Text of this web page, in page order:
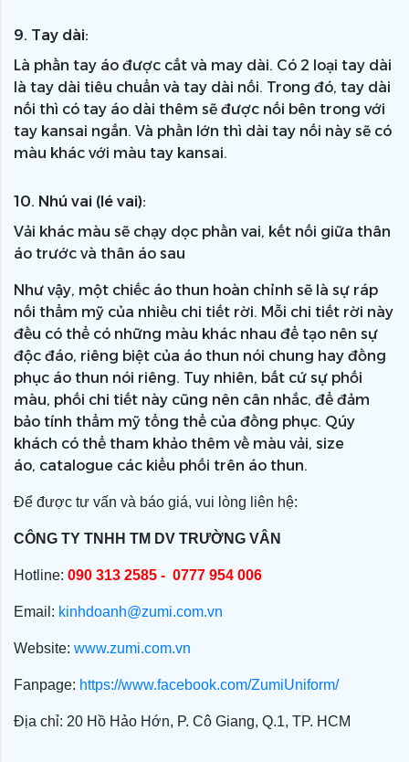
9. Tay dài:
Là phần tay áo được cắt và may dài. Có 2 loại tay dài
là tay dài tiêu chuẩn và tay dài nối. Trong đó, tay dài
nối thì có tay áo dài thêm sẽ được nối bên trong với
tay kansai ngắn. Và phần lớn thì dài tay nối này sẽ có
màu khác với màu tay kansai.
10. Nhú vai (lé vai):
Vải khác màu sẽ chạy dọc phần vai, kết nối giữa thân
áo trước và thân áo sau
Như vậy, một chiếc áo thun hoàn chỉnh sẽ là sự ráp
nối thẩm mỹ của nhiều chi tiết rời. Mỗi chi tiết rời này
đều có thể có những màu khác nhau để tạo nên sự
độc đáo, riêng biệt của áo thun nói chung hay đồng
phục áo thun nói riêng. Tuy nhiên, bất cứ sự phối
màu, phối chi tiết này cũng nên cân nhắc, để đảm
bảo tính thẩm mỹ tổng thể của đồng phục. Qúy
khách có thể tham khảo thêm về màu vải, size
áo, catalogue các kiểu phối trên áo thun.
Để được tư vấn và báo giá, vui lòng liên hệ:
CÔNG TY TNHH TM DV TRƯỜNG VÂN
Hotline: 090 313 2585 - 0777 954 006
Email: kinhdoanh@zumi.com.vn
Website: www.zumi.com.vn
Fanpage: https://www.facebook.com/ZumiUniform/
Địa chỉ: 20 Hồ Hảo Hớn, P. Cô Giang, Q.1, TP. HCM